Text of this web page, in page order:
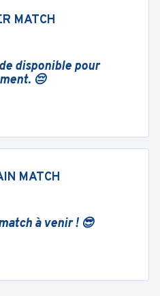
MATCH
disponible pour
😔
MATCH
à venir ! 😎